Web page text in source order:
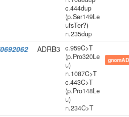
c.444dup
(p.Ser149Le
ufsTer?)
n.235dup
ADRB3
c.959C>T
(p.Pro320Le
u)
n.1087C>T
c.443C>T
(p.Pro148Le
u)
n.234C>T